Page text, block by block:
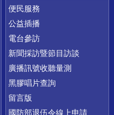
便民服務
公益插播
電台參訪
新聞採訪暨節目訪談
廣播訊號收聽量測
黑膠唱片查詢
留言版
國防部退伍令線上申請